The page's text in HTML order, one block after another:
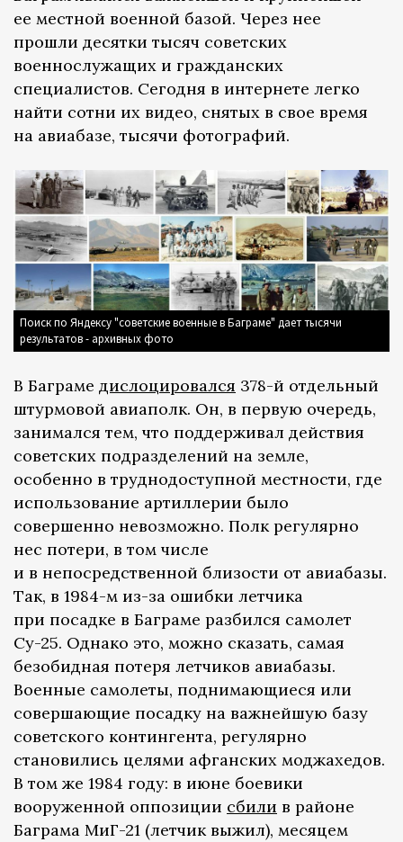
ее местной военной базой. Через нее
прошли десятки тысяч советских
военнослужащих и гражданских
специалистов. Сегодня в интернете легко
найти сотни их видео, снятых в свое время
на авиабазе, тысячи фотографий.
Поиск по Яндексу "советские военные в Баграме" дает тысячи
результатов - архивных фото
В Баграме дислоцировался 378-й отдельный
штурмовой авиаполк. Он, в первую очередь,
занимался тем, что поддерживал действия
советских подразделений на земле,
особенно в труднодоступной местности, где
использование артиллерии было
совершенно невозможно. Полк регулярно
нес потери, в том числе
и в непосредственной близости от авиабазы.
Так, в 1984-м из-за ошибки летчика
при посадке в Баграме разбился самолет
Су-25. Однако это, можно сказать, самая
безобидная потеря летчиков авиабазы.
Военные самолеты, поднимающиеся или
совершающие посадку на важнейшую базу
советского контингента, регулярно
становились целями афганских моджахедов.
В том же 1984 году: в июне боевики
вооруженной оппозиции сбили в районе
Баграма МиГ-21 (летчик выжил), месяцем